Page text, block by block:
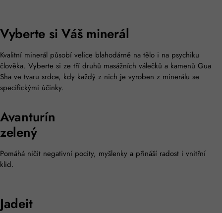
Vyberte si Váš minerál
Kvalitní minerál působí velice blahodárně na tělo i na psychiku
člověka. Vyberte si ze tří druhů masážních válečků a kamenů Gua
Sha ve tvaru srdce, kdy každý z nich je vyroben z minerálu se
specifickými účinky.
Avanturín
zelený
Pomáhá ničit negativní pocity, myšlenky a přináší radost i vnitřní
klid.
Jadeit